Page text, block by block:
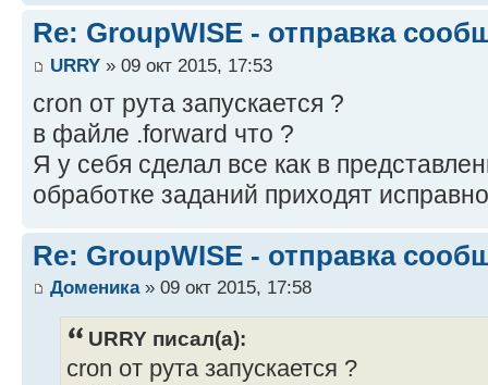
Re: GroupWISE - отправка
URRY » 09 окт 2015, 17:53
cron от рута запускается ?
в файле .forward что ?
Я у себя сделал все как в
обработке заданий приходят
Re: GroupWISE - отправка
Доменика» 09 окт 2015, 17:58
URRY писал(а):
cron от рута запускается ?